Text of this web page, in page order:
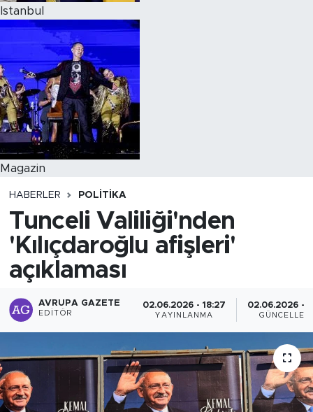
Istanbul
Magazin
HABERLER POLITIKA
Tunceli Valiliği'nden
'Kılıçdaroğlu afişleri'
açıklaması
AVRUPA GAZETE
EDITÖR
02.06.2026 - 18:27
YAYINLANMA
02.06.2026 -